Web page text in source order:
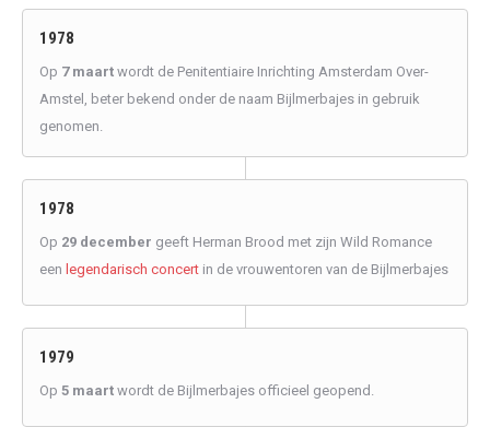
1978
Op 7 maart wordt de Penitentiaire Inrichting Amsterdam Over-
Amstel, beter bekend onder de naam Bijlmerbajes in gebruik
genomen.
1978
Op 29 december geeft Herman Brood met zijn Wild Romance
een legendarisch concert in de vrouwentoren van de Bijlmerbajes
1979
Op 5 maart wordt de Bijlmerbajes officieel geopend.